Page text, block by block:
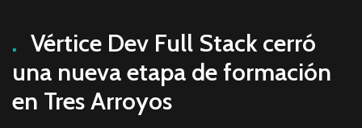
. Vértice Dev Full Stack cerró
una nueva etapa de formación
en Tres Arroyos